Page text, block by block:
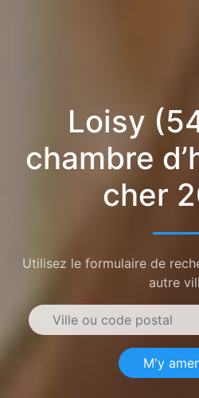
Loisy
chambre
cher
Utilisez le formulaire de
autre
M'y